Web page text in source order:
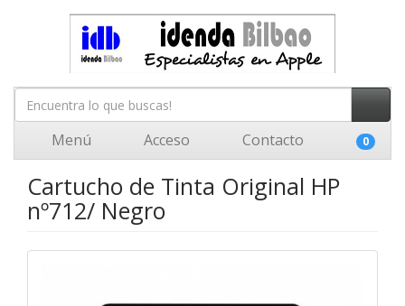
Menú Acceso Contacto 0
Cartucho de Tinta Original HP
nº712/ Negro